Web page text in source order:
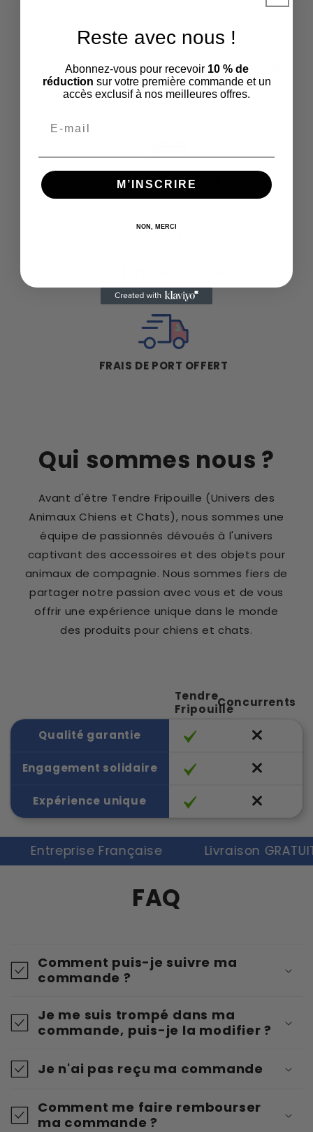
ENTREPRISE ET ATELIER DE GRAVURE BASÉ
EN FRANCE
PAIEMENT SÉCURISÉ
FRAIS DE PORT OFFERT
Qui sommes nous ?
Avant d'être Tendre Fripouille (Univers des
Animaux Chiens et Chats), nous sommes une
équipe de passionnés dévoués à l'univers
captivant des accessoires et des objets pour
animaux de compagnie. Nous sommes fiers de
partager notre passion avec vous et de vous
offrir une expérience unique dans le monde
des produits pour chiens et chats.
Tendre
FripouilleConcurrents
Qualité garantie
Engagement solidaire
Expérience unique
Entreprise Française Livraison GRATUITE
FAQ
Comment puis-je suivre ma
commande ?
Je me suis trompé dans ma
commande, puis-je la modifier ?
Je n'ai pas reçu ma commande
Comment me faire rembourser
ma commande ?
Reste avec nous !
Abonnez-vous pour recevoir 10 % de
réduction sur votre première commande et un
accès exclusif à nos meilleures offres.
M’INSCRIRE
NON, MERCI